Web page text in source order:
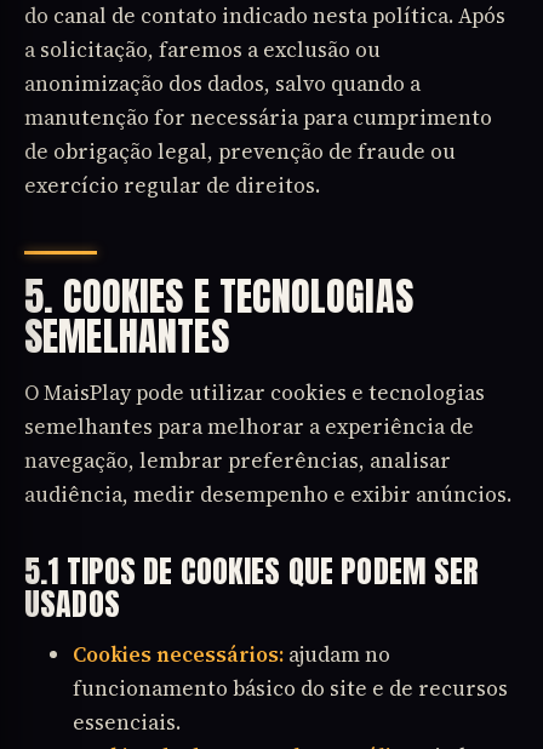
do canal de contato indicado nesta política. Após
a solicitação, faremos a exclusão ou
anonimização dos dados, salvo quando a
manutenção for necessária para cumprimento
de obrigação legal, prevenção de fraude ou
exercício regular de direitos.
5. COOKIES E TECNOLOGIAS
SEMELHANTES
O MaisPlay pode utilizar cookies e tecnologias
semelhantes para melhorar a experiência de
navegação, lembrar preferências, analisar
audiência, medir desempenho e exibir anúncios.
5.1 TIPOS DE COOKIES QUE PODEM SER
USADOS
Cookies necessários: ajudam no
funcionamento básico do site e de recursos
essenciais.